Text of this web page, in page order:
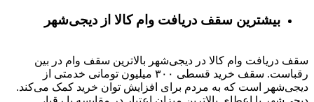
بیشترین سقف دریافت وام کالا از دیجی‌شهر
سقف دریافت وام کالا در دیجی‌شهر بالاترین سقف وام در بین
رقباست. سقف خرید قسطی ۳۰۰ میلیون تومانی خدمتی از
دیجی‌شهر است که به مردم برای افزایش توان خرید کمک می‌کند.